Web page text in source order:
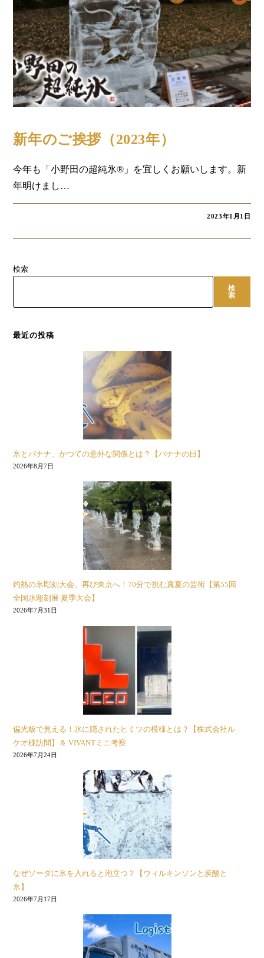
新年のご挨拶（2023年）
今年も「小野田の超純氷®」を宜しくお願いします。新
年明けまし…
2023年1月1日
検索
検
索
最近の投稿
氷とバナナ、かつての意外な関係とは？【バナナの日】
2026年8月7日
灼熱の氷彫刻大会、再び東京へ！70分で挑む真夏の芸術【第55回
全国氷彫刻展 夏季大会】
2026年7月31日
偏光板で見える！氷に隠されたヒミツの模様とは？【株式会社ル
ケオ様訪問】＆ VIVANTミニ考察
2026年7月24日
なぜソーダに氷を入れると泡立つ？【ウィルキンソンと炭酸と
氷】
2026年7月17日